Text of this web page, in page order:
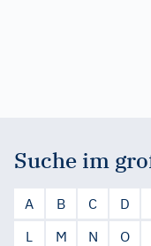
Suche im
A B C D
L
M N O